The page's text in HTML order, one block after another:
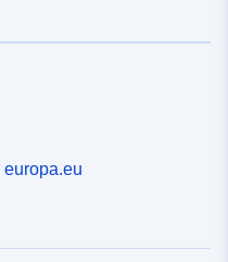
europa.eu